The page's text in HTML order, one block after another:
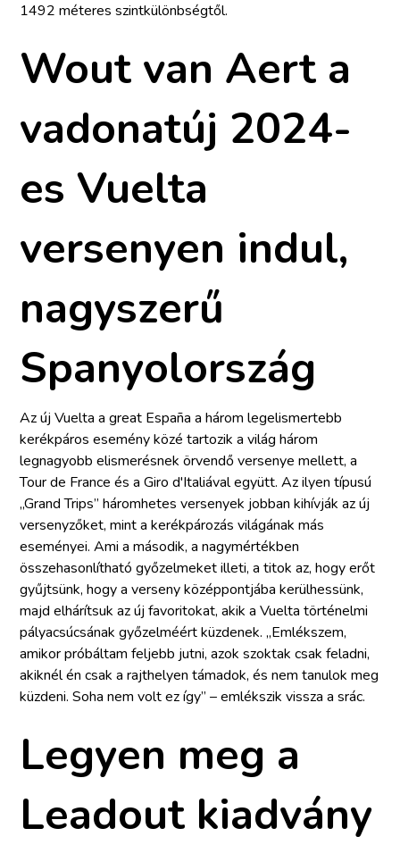
1492 méteres szintkülönbségtől.
Wout van Aert a
vadonatúj 2024-
es Vuelta
versenyen indul,
nagyszerű
Spanyolország
Az új Vuelta a great España a három legelismertebb
kerékpáros esemény közé tartozik a világ három
legnagyobb elismerésnek örvendő versenye mellett, a
Tour de France és a Giro d'Italiával együtt. Az ilyen típusú
„Grand Trips” háromhetes versenyek jobban kihívják az új
versenyzőket, mint a kerékpározás világának más
eseményei. Ami a második, a nagymértékben
összehasonlítható győzelmeket illeti, a titok az, hogy erőt
gyűjtsünk, hogy a verseny középpontjába kerülhessünk,
majd elhárítsuk az új favoritokat, akik a Vuelta történelmi
pályacsúcsának győzelméért küzdenek. „Emlékszem,
amikor próbáltam feljebb jutni, azok szoktak csak feladni,
akiknél én csak a rajthelyen támadok, és nem tanulok meg
küzdeni. Soha nem volt ez így” – emlékszik vissza a srác.
Legyen meg a
Leadout kiadvány